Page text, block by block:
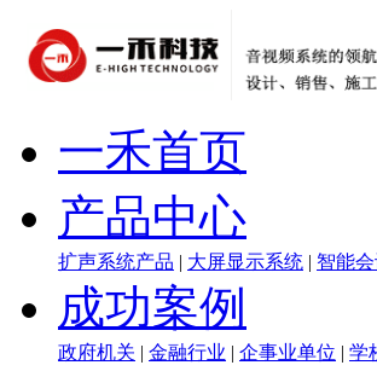
一禾首页
产品中心
扩声系统产品 | 大屏显示系统 | 智能
成功案例
政府机关 | 金融行业 | 企事业单位 | 学